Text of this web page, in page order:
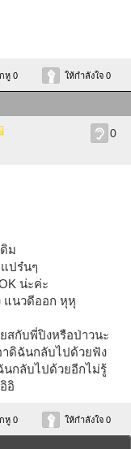
หู 0 ให้กำลังใจ 0
0
ม
ปร๋นๆ
น่ะค่ะ
แนวดีออก หุหุ
สกับพี่ปิงหรือป่าวนะ
าดิฉันกลับไปด้วยฟัง
นกลับไปด้วยอีกไม่รู้
อิ
หู 0 ให้กำลังใจ 0